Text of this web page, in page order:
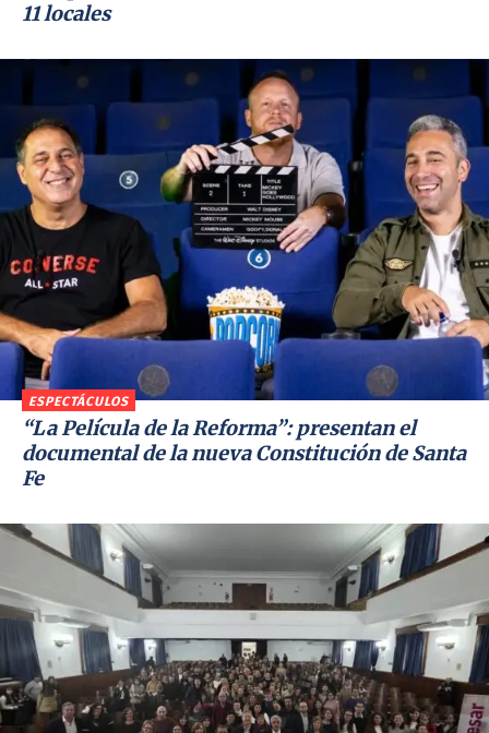
11 locales
ESPECTÁCULOS
“La Película de la Reforma”: presentan el
documental de la nueva Constitución de Santa
Fe